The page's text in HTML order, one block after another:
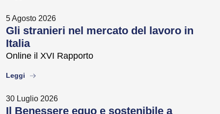
5 Agosto 2026
Gli stranieri nel mercato del lavoro in
Italia
Online il XVI Rapporto
Leggi about
30 Luglio 2026
Il Benessere equo e sostenibile a